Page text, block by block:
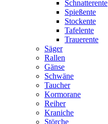
Schnatterente
Spießente
Stockente
Tafelente
Trauerente
Säger
Rallen
Gänse
Schwäne
Taucher
Kormorane
Reiher
Kraniche
Störche